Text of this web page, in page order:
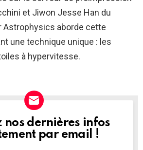
et Jiwon Jesse Han du
Astrophysics aborde cette
une technique unique : les
à hypervitesse.
nos dernières infos
par email !